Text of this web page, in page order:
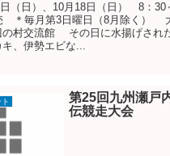
（日）、10月18日（日） 8：30
＊毎月第3日曜日（8月除く）
の村交流館 その日に水揚げされ
、伊勢エビな...
第25回九州瀬戸
伝競走大会